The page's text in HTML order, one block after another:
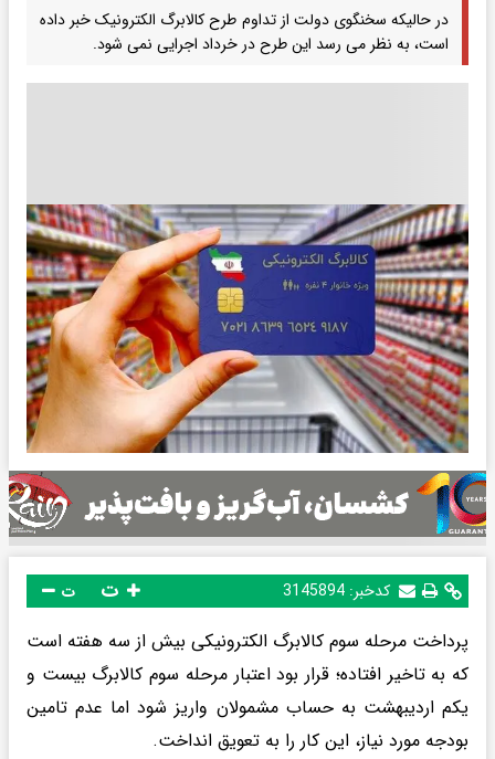
در حالیکه سخنگوی دولت از تداوم طرح کالابرگ الکترونیک خبر داده
است، به نظر می رسد این طرح در خرداد اجرایی نمی شود.
کدخبر: 3145894 ت
پرداخت مرحله سوم کالابرگ الکترونیکی بیش از سه هفته است
که به تاخیر افتاده؛ قرار بود اعتبار مرحله سوم کالابرگ بیست و
یکم اردیبهشت به حساب مشمولان واریز شود اما عدم تامین
بودجه مورد نیاز، این کار را به تعویق انداخت.